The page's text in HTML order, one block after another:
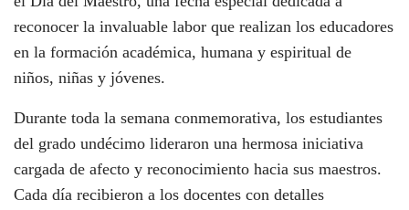
reconocer la invaluable labor que realizan los educadores
en la formación académica, humana y espiritual de
niños, niñas y jóvenes.
Durante toda la semana conmemorativa, los estudiantes
del grado undécimo lideraron una hermosa iniciativa
cargada de afecto y reconocimiento hacia sus maestros.
Cada día recibieron a los docentes con detalles